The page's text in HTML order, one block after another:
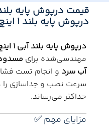
درپوش پایه بلند 1 اینچ آذین + ارسال فوری
درپوش پایه بلند آبی 1 اینچ جدید آذین
مهندسی‌شده برای
آب سرد و انجام تست
سرعت نصب و جداسازی را
حداکثر می‌رساند.
مزایای مهم ✅